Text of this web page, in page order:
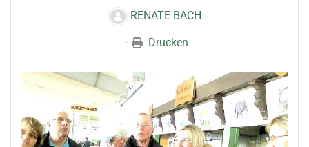
RENATE BACH
Drucken